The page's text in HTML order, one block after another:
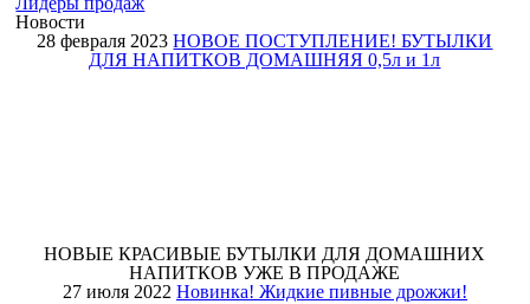
Новости
28 февраля 2023 НОВОЕ ПОСТУПЛЕНИЕ! БУТЫЛКИ
ДЛЯ НАПИТКОВ ДОМАШНЯЯ 0,5л и 1л
НОВЫЕ КРАСИВЫЕ БУТЫЛКИ ДЛЯ ДОМАШНИХ
НАПИТКОВ УЖЕ В ПРОДАЖЕ
27 июля 2022 Новинка! Жидкие пивные дрожжи!